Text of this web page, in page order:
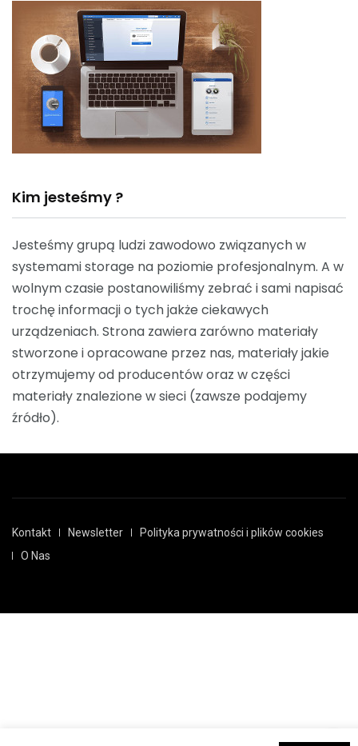
Kim jesteśmy ?
Jesteśmy grupą ludzi zawodowo związanych w
systemami storage na poziomie profesjonalnym. A w
wolnym czasie postanowiliśmy zebrać i sami napisać
trochę informacji o tych jakże ciekawych
urządzeniach. Strona zawiera zarówno materiały
stworzone i opracowane przez nas, materiały jakie
otrzymujemy od producentów oraz w części
materiały znalezione w sieci (zawsze podajemy
źródło).
Kontakt Newsletter
Polityka prywatności i plików cookies
O Nas